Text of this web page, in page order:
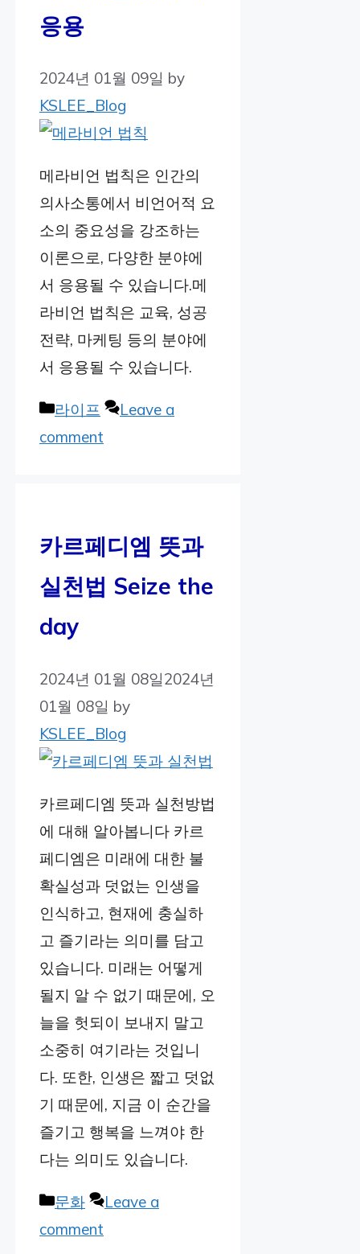
응용
2024년 01월 09일 by
KSLEE_Blog
메라비언 법칙은 인간의
의사소통에서 비언어적 요
소의 중요성을 강조하는
이론으로, 다양한 분야에
서 응용될 수 있습니다.메
라비언 법칙은 교육, 성공
전략, 마케팅 등의 분야에
서 응용될 수 있습니다.
Categories
라이프
Leave a
comment
카르페디엠 뜻과
실천법 Seize the
day
2024년 01월 08일2024년
01월 08일 by
KSLEE_Blog
카르페디엠 뜻과 실천방법
에 대해 알아봅니다 카르
페디엠은 미래에 대한 불
확실성과 덧없는 인생을
인식하고, 현재에 충실하
고 즐기라는 의미를 담고
있습니다. 미래는 어떻게
될지 알 수 없기 때문에, 오
늘을 헛되이 보내지 말고
소중히 여기라는 것입니
다. 또한, 인생은 짧고 덧없
기 때문에, 지금 이 순간을
즐기고 행복을 느껴야 한
다는 의미도 있습니다.
Categories
문화
Leave a
comment